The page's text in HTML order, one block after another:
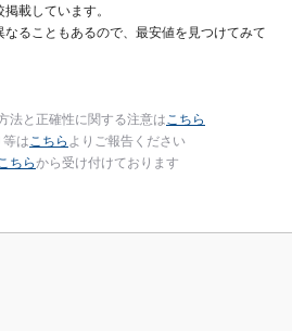
載しています。
ることもあるので、最安値を見つけてみて
法と正確性に関する注意はこちら
はこちらよりご報告ください
ちらから受け付けております